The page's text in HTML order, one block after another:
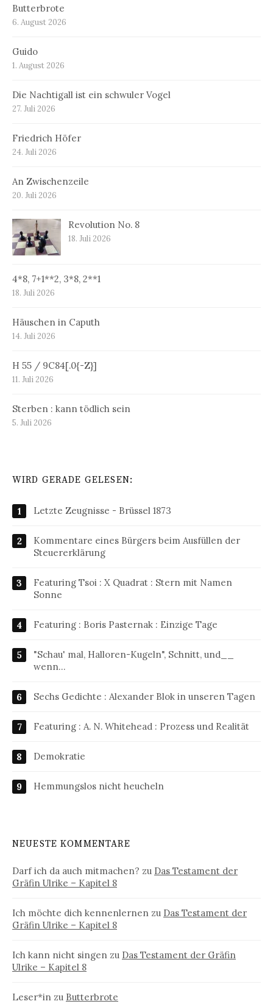
Butterbrote
6. August 2026
Guido
1. August 2026
Die Nachtigall ist ein schwuler Vogel
27. Juli 2026
Friedrich Höfer
24. Juli 2026
An Zwischenzeile
20. Juli 2026
Revolution No. 8
18. Juli 2026
4*8, 7+1**2, 3*8, 2**1
18. Juli 2026
Häuschen in Caputh
14. Juli 2026
H 55 / 9C84[.0{-Z}]
11. Juli 2026
Sterben : kann tödlich sein
5. Juli 2026
WIRD GERADE GELESEN:
Letzte Zeugnisse - Brüssel 1873
Kommentare eines Bürgers beim Ausfüllen der
Steuererklärung
Featuring Tsoi : X Quadrat : Stern mit Namen
Sonne
Featuring : Boris Pasternak : Einzige Tage
"Schau' mal, Halloren-Kugeln", Schnitt, und__
wenn…
Sechs Gedichte : Alexander Blok in unseren Tagen
Featuring : A. N. Whitehead : Prozess und Realität
Demokratie
Hemmungslos nicht heucheln
NEUESTE KOMMENTARE
Darf ich da auch mitmachen? zu Das Testament der
Gräfin Ulrike – Kapitel 8
Ich möchte dich kennenlernen zu Das Testament der
Gräfin Ulrike – Kapitel 8
Ich kann nicht singen zu Das Testament der Gräfin
Ulrike – Kapitel 8
Leser*in zu Butterbrote